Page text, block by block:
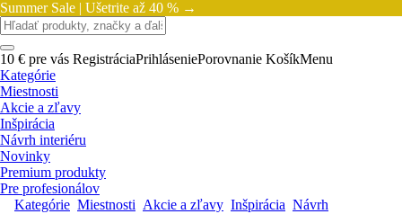
Summer Sale | Ušetrite až 40 % →
10 € pre vás RegistráciaPrihláseniePorovnanie KošíkMenu
Kategórie
Miestnosti
Akcie a zľavy
Inšpirácia
Návrh interiéru
Novinky
Premium produkty
Pre profesionálov
Kategórie Miestnosti Akcie a zľavy Inšpirácia Návrh